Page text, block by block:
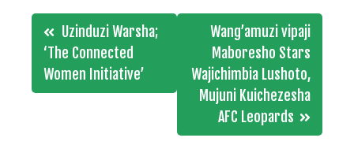
Post
navigation
Uzinduzi Warsha;
‘The Connected
Women Initiative’
Wang’amuzi vipaji
Maboresho Stars
Wajichimbia Lushoto,
Mujuni Kuichezesha
AFC Leopards